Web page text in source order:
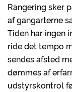
Rangering sker
af gangarterne
Tiden har ingen
ride det tempo
sendes afsted
dømmes af
udstyrskontrol